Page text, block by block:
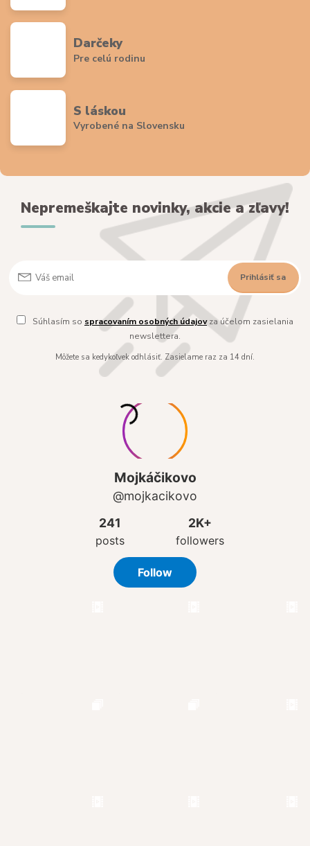
Darčeky
Pre celú rodinu
S láskou
Vyrobené na Slovensku
Nepremeškajte novinky, akcie a zľavy!
Prihlásiť sa
Súhlasím so spracovaním osobných údajovza účelom zasielania
newslettera.
Môžete sa kedykoľvek odhlásiť. Zasielame raz za 14 dní.